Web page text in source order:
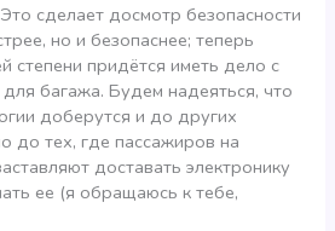
сделает досмотр безопасности
но и безопаснее; теперь
степени придётся иметь дело с
багажа. Будем надеяться, что
доберутся и до других
до тех, где пассажиров на
доставать электронику
ее (я обращаюсь к тебе,